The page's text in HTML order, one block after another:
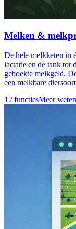
Melken &
De hele melkketen in
lactatie en de tank tot
geboekte melkgeld.
een melkbare
12 functiesMeer weten